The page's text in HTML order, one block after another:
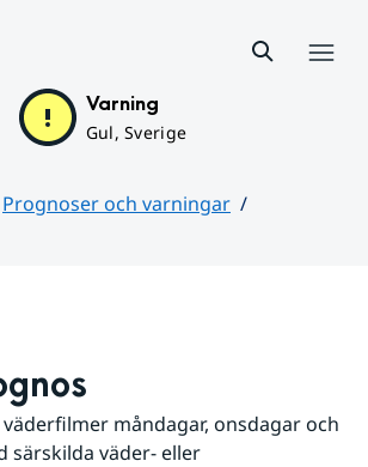
Varning
Gul, Sverige
Prognoser och varningar
måndagar, onsdagar och
särskilda väder- eller